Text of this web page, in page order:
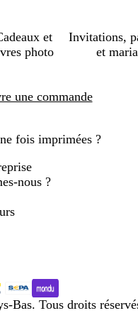
et
photo
Invitations,
et
une commande
fois imprimées ?
nous ?
Bas. Tous droits